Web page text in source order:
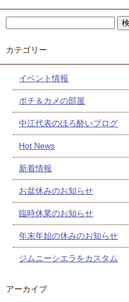
カテゴリー
イベント情報
ポチ＆カメの部屋
中江代表のほろ酔いブログ
Hot News
新着情報
お盆休みのお知らせ
臨時休業のお知らせ
年末年始の休みのお知らせ
ジムニーシエラをカスタム
アーカイブ